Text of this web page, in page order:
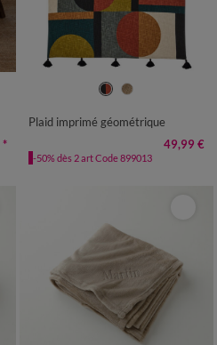
*
Plaid imprimé géométrique
49,99 €
-50% dès 2 art Code 899013